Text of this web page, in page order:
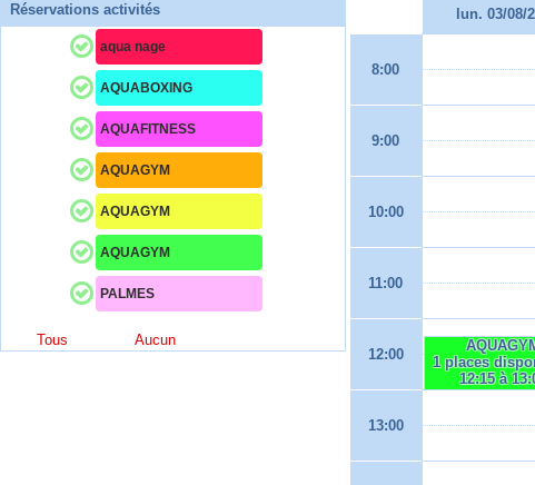
Réservations activités
aqua nage
AQUABOXING
AQUAFITNESS
AQUAGYM
AQUAGYM
AQUAGYM
PALMES
Tous Aucun
lun. 03/08/
8:00
9:00
10:00
11:00
12:00
13:00
1 places
12:15 à